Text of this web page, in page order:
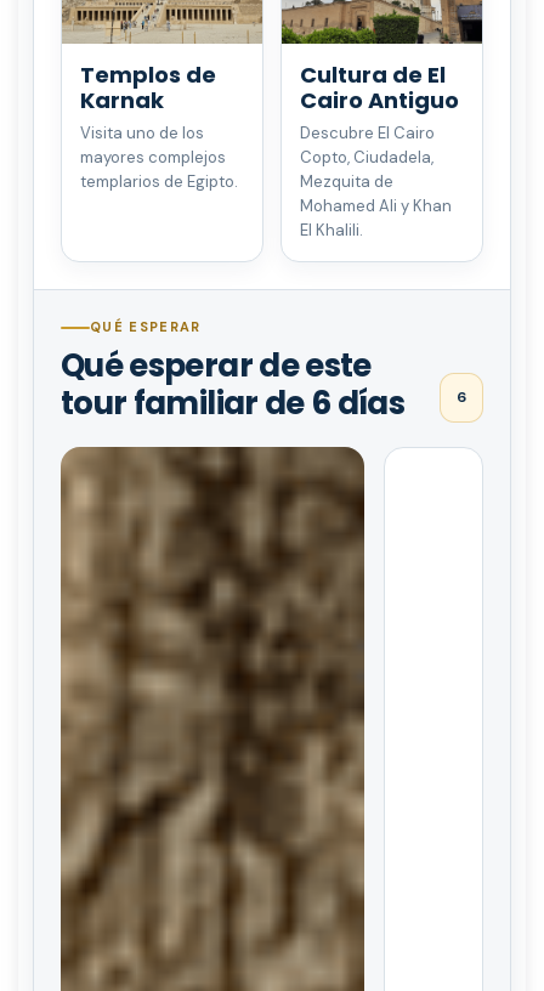
Templos de
Karnak
Visita uno de los
mayores complejos
templarios de Egipto.
Cultura de El
Cairo Antiguo
Descubre El Cairo
Copto, Ciudadela,
Mezquita de
Mohamed Ali y Khan
El Khalili.
QUÉ ESPERAR
Qué esperar de este
tour familiar de 6 días
6